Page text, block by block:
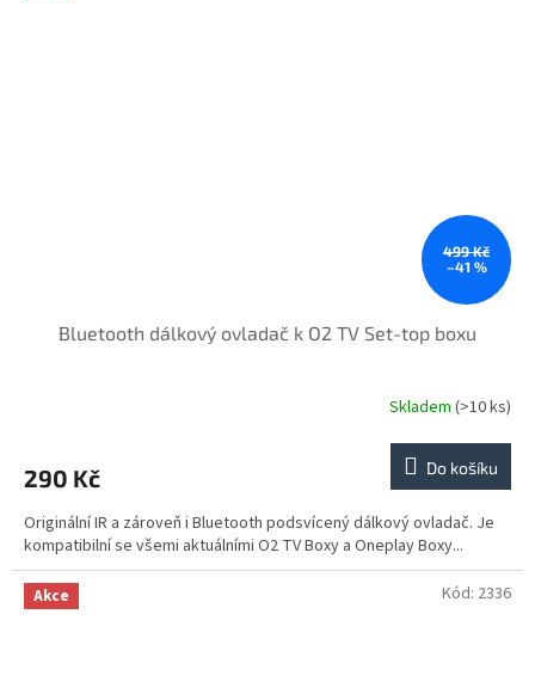
499 Kč
–41 %
Bluetooth dálkový ovladač k O2 TV Set-top boxu
Skladem (>10 ks)
290 Kč Do košíku
Originální IR a zároveň i Bluetooth podsvícený dálkový ovladač. Je
kompatibilní se všemi aktuálními O2 TV Boxy a Oneplay Boxy...
Akce Kód: 2336